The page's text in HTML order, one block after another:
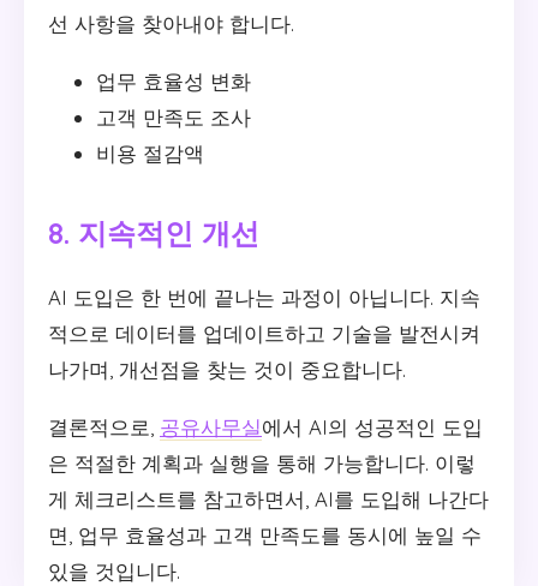
선 사항을 찾아내야 합니다.
업무 효율성 변화
고객 만족도 조사
비용 절감액
8. 지속적인 개선
AI 도입은 한 번에 끝나는 과정이 아닙니다. 지속
적으로 데이터를 업데이트하고 기술을 발전시켜
나가며, 개선점을 찾는 것이 중요합니다.
결론적으로, 공유사무실에서 AI의 성공적인 도입
은 적절한 계획과 실행을 통해 가능합니다. 이렇
게 체크리스트를 참고하면서, AI를 도입해 나간다
면, 업무 효율성과 고객 만족도를 동시에 높일 수
있을 것입니다.